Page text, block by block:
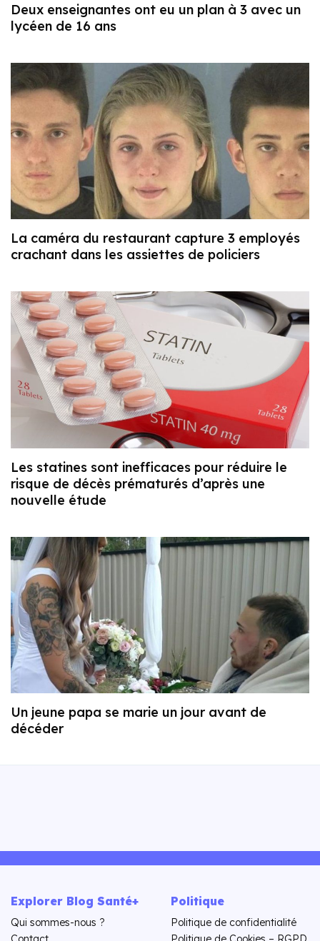
Deux enseignantes ont eu un plan à 3 avec un
lycéen de 16 ans
La caméra du restaurant capture 3 employés
crachant dans les assiettes de policiers
Les statines sont inefficaces pour réduire le
risque de décès prématurés d’après une
nouvelle étude
Un jeune papa se marie un jour avant de
décéder
Explorer Blog Santé+
Qui sommes-nous ?
Politique
Politique de confidentialité